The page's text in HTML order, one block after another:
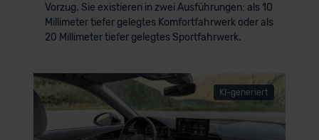
Vorzug. Sie existieren in zwei Ausführungen: als 10
Millimeter tiefer gelegtes Komfortfahrwerk oder als
20 Millimeter tiefer gelegtes Sportfahrwerk.
KI-generiert